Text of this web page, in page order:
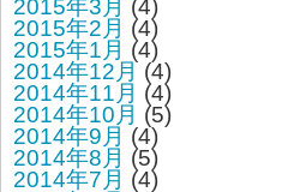
2015年3月 (4)
2015年2月 (4)
2015年1月 (4)
2014年12月 (4)
2014年11月 (4)
2014年10月 (5)
2014年9月 (4)
2014年8月 (5)
2014年7月 (4)